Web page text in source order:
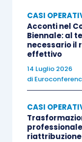
CASI
Acconti nel
Biennale: al
necessario il
effettivo
14 Luglio 2026
di
CASI